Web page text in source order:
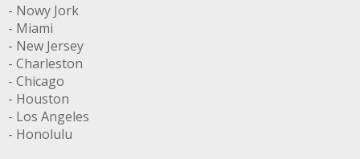
- Nowy Jork
- Miami
- New Jersey
- Charleston
- Chicago
- Houston
- Los Angeles
- Honolulu